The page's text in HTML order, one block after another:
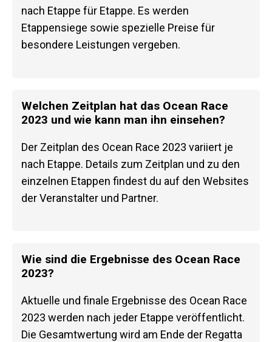
nach Etappe für Etappe. Es werden
Etappensiege sowie spezielle Preise für
besondere Leistungen vergeben.
Welchen Zeitplan hat das Ocean Race
2023 und wie kann man ihn einsehen?
Der Zeitplan des Ocean Race 2023 variiert je
nach Etappe. Details zum Zeitplan und zu den
einzelnen Etappen findest du auf den Websites
der Veranstalter und Partner.
Wie sind die Ergebnisse des Ocean Race
2023?
Aktuelle und finale Ergebnisse des Ocean Race
2023 werden nach jeder Etappe veröffentlicht.
Die Gesamtwertung wird am Ende der Regatta